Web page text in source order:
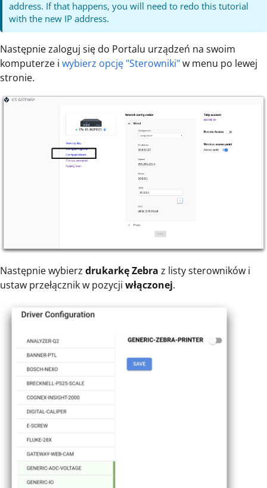
address. If that happens, you will need to redo this tutorial
with the new IP address.
Następnie zaloguj się do Portalu urządzeń na swoim
komputerze i wybierz opcję "Sterowniki"w menu po lewej
stronie.
Następnie wybierz drukarkę Zebra z listy sterowników i
ustaw przełącznik w pozycji włączonej.